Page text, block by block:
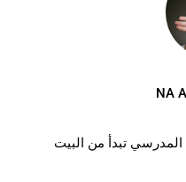
NA
تبدأ من البيت